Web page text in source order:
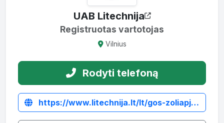
UAB Litechnija
Registruotas vartotojas
Vilnius
Rodyti telefoną
https://www.litechnija.lt/lt/gos-zoliapjoves/1415-plaktukine-zoliapjove-mateng-gos-145-su-alkune.html